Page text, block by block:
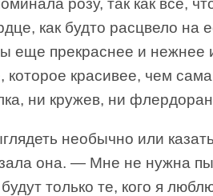
розу, так как все,
как будто расцвело на
еще прекраснее и нежнее
которое красивее, чем
ни кружев, ни
необычно или
она. — Мне не нужна
только те, кого я